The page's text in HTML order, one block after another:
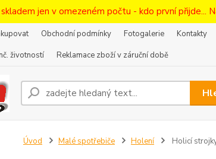
jen v omezeném počtu - kdo první přijde...
Obchodní podmínky Fotogalerie Kontakty
životností Reklamace zboží v záruční době
Úvod Malé spotřebiče Holení Holicí